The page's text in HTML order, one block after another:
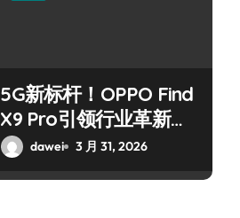
5G新标杆！OPPO Find
X9 Pro引领行业革新风
潮
dawei 3 月 31, 2026